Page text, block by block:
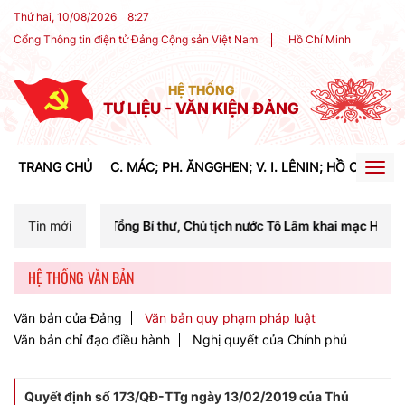
Thứ hai, 10/08/2026 8:27
Cổng Thông tin điện tử Đảng Cộng sản Việt Nam
Hồ Chí Minh
HỆ THỐNG
TƯ LIỆU - VĂN KIỆN ĐẢNG
TRANG CHỦ C. MÁC; PH. ĂNGGHEN; V. I. LÊNIN; HỒ CHÍ
Tin mới
Bí thư, Chủ tịch nước Tô Lâm khai mạc Hội nghị Trung ương lần
HỆ THỐNG VĂN BẢN
Văn bản của Đảng
Văn bản quy phạm pháp luật
Văn bản chỉ đạo điều hành
Nghị quyết của Chính phủ
Quyết định số 173/QĐ-TTg ngày 13/02/2019 của Thủ